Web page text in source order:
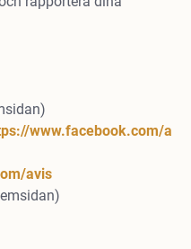
www.facebook.com/a
avis